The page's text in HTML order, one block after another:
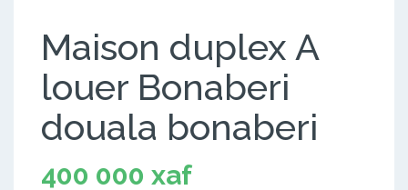
Maison duplex A
louer Bonaberi
douala bonaberi
400 000 xaf